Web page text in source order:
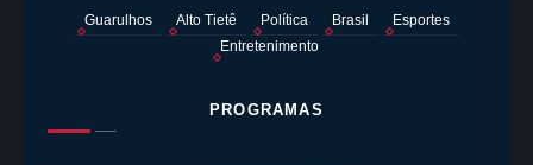
Guarulhos Alto Tietê Política Brasil
Esportes
Entretenimento
PROGRAMAS